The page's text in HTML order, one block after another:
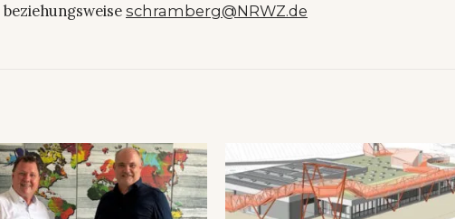
beziehungsweise schramberg@NRWZ.de